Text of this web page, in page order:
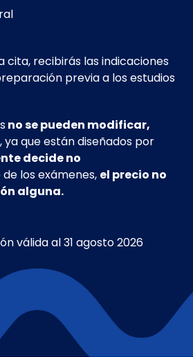
cita, recibirás las indicaciones
previa a los estudios
no se pueden modificar,
, ya que están diseñados por
decide no
los exámenes, el precio no
alguna.
válida al31 agosto 2026